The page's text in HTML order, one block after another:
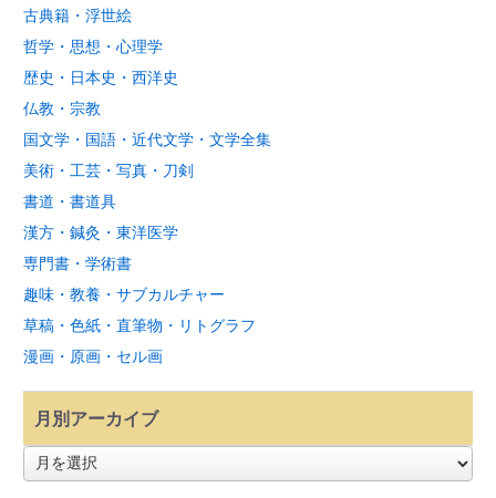
古典籍・浮世絵
哲学・思想・心理学
歴史・日本史・西洋史
仏教・宗教
国文学・国語・近代文学・文学全集
美術・工芸・写真・刀剣
書道・書道具
漢方・鍼灸・東洋医学
専門書・学術書
趣味・教養・サブカルチャー
草稿・色紙・直筆物・リトグラフ
漫画・原画・セル画
月別アーカイブ
月
別